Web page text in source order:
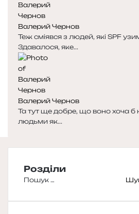
Валерий Чернов
Теж сміявся з людей, які SPF
Здавалося, яке...
Валерий Чернов
Та тут ще добре, що воно хоча б
людьми як...
Розділи
Пошук: